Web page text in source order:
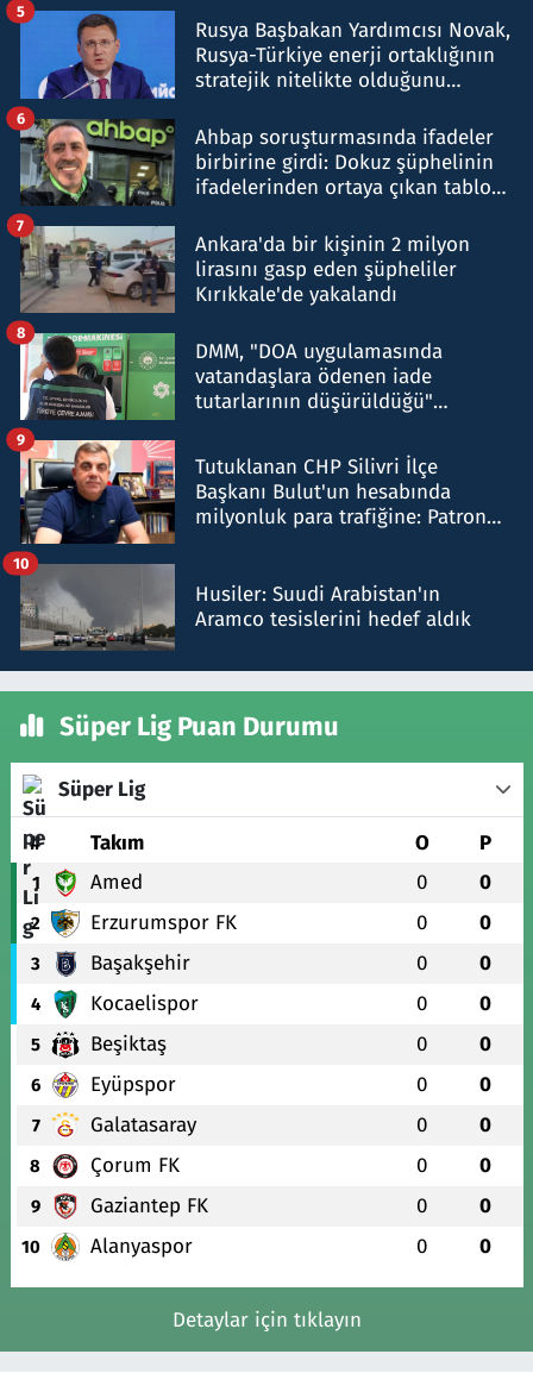
Rusya Başbakan Yardımcısı Novak,
Rusya-Türkiye enerji ortaklığının
stratejik nitelikte olduğunu
5
Ahbap soruşturmasında ifadeler
birbirine girdi: Dokuz şüphelinin
ifadelerinden ortaya çıkan tablo
6
Ankara'da bir kişinin 2 milyon
lirasını gasp eden şüpheliler
Kırıkkale'de yakalandı
7
DMM, "DOA uygulamasında
vatandaşlara ödenen iade
tutarlarının düşürüldüğü"
8
Tutuklanan CHP Silivri İlçe
Başkanı Bulut'un hesabında
milyonluk para trafiğine: Patron
9
Husiler: Suudi Arabistan'ın
Aramco tesislerini hedef aldık
10
Süper Lig Puan Durumu
Süper Lig
# Takım O P
1 Amed 0 0
2 Erzurumspor FK 0 0
3 Başakşehir 0 0
4 Kocaelispor 0 0
5 Beşiktaş 0 0
6 Eyüpspor 0 0
7 Galatasaray 0 0
8 Çorum FK 0 0
9 Gaziantep FK 0 0
10 Alanyaspor 0 0
Detaylar için tıklayın